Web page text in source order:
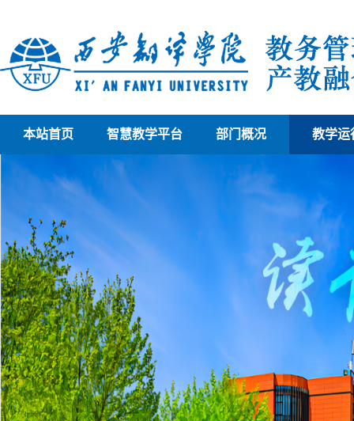
本站首页 智慧教学平台 部门概况 教学运